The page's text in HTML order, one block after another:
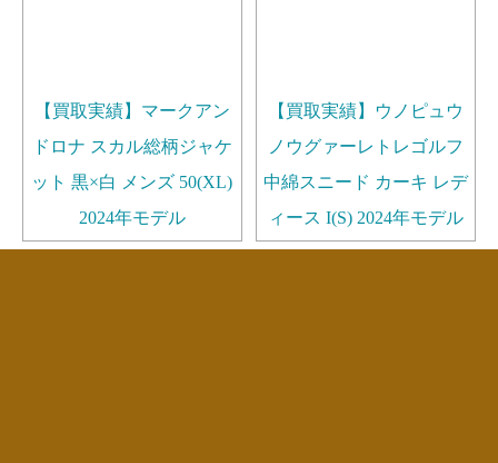
【買取実績】マークアン
ドロナ スカル総柄ジャケ
ット 黒×白 メンズ 50(XL)
2024年モデル
【買取実績】ウノピュウ
ノウグァーレトレゴルフ
中綿スニード カーキ レデ
ィース I(S) 2024年モデル